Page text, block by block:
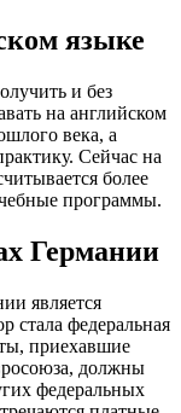
языке
и без
на английском
века, а
Сейчас на
более
программы.
Германии
является
стала федеральная
приехавшие
должны
федеральных